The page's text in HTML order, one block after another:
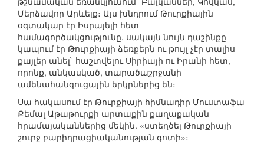
Մերձավոր Արևելք։ Այս խնդրում Թուրքիային
օգտակար էր Իսրայելի հետ
համագործակցությունը, սակայն նույն դաշինքը
կապում էր Թուրքիայի ձեռքերն ու թույլ չէր տալիս
քայլեր անել` հաշտվելու Սիրիայի ու Իրանի հետ,
որոնք, անկասկած, տարածաշրջանի
ամենահանգուցային երկրներից են։
Սա հակասում էր Թուրքիայի հիմնադիր Մուստաֆա
Քեմալ Աթաթուրքի արտաքին քաղաքական
հրամայականներից մեկին. «ստեղծել Թուրքիայի
շուրջ բարիդրացիականության գոտի»։